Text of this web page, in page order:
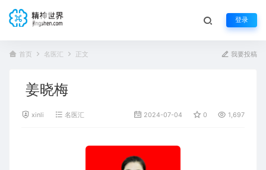
登录
首页 名医汇 正文 我要投稿
姜晓梅
xinli 名医汇 2024-07-04 0 1,697